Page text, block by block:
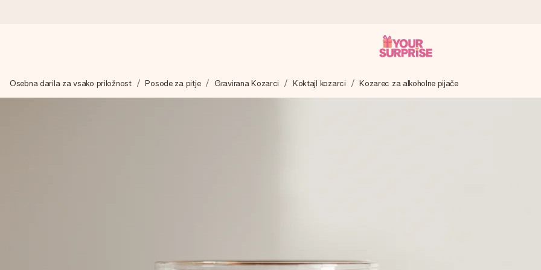
Darilo izdelamo z veliko skrbnostjo in ga hitro pošljemo naprej – da ga lahko podariš natanko takrat, ko je najbolj pomembno.
Osebna darila za vsako priložnost Posode za pitje Gravirana Kozarci Koktajl kozarci Kozarec za alkoholne pijače